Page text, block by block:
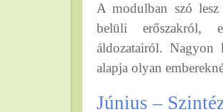
A modulban szó lesz
belüli erőszakról,
áldozatairól.
alapja olyan
Június –